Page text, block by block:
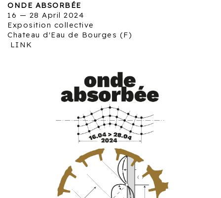
ONDE ABSORBÉE
16 — 28 April 2024
Exposition collective
Chateau d'Eau de Bourges (F)
LINK